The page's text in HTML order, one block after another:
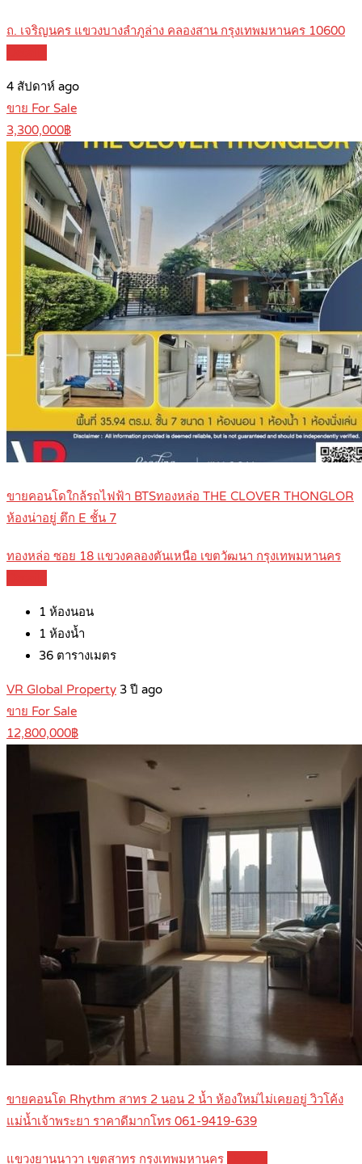
ถ. เจริญนคร แขวงบางลำภูล่าง คลองสาน กรุงเทพมหานคร 10600
4 สัปดาห์ ago
ขาย For Sale
3,300,000฿
ขายคอนโดใกล้รถไฟฟ้า BTSทองหล่อ THE CLOVER THONGLOR
ห้องน่าอยู่ ตึก E ชั้น 7
ทองหล่อ ซอย 18 แขวงคลองตันเหนือ เขตวัฒนา กรุงเทพมหานคร
1 ห้องนอน
1 ห้องน้ำ
36 ตารางเมตร
VR Global Property 3 ปี ago
ขาย For Sale
12,800,000฿
ขายคอนโด Rhythm สาทร 2 นอน 2 น้ำ ห้องใหม่ไม่เคยอยู่ วิวโค้ง
แม่น้ำเจ้าพระยา ราคาดีมากโทร 061-9419-639
แขวงยานนาวา เขตสาทร กรุงเทพมหานคร